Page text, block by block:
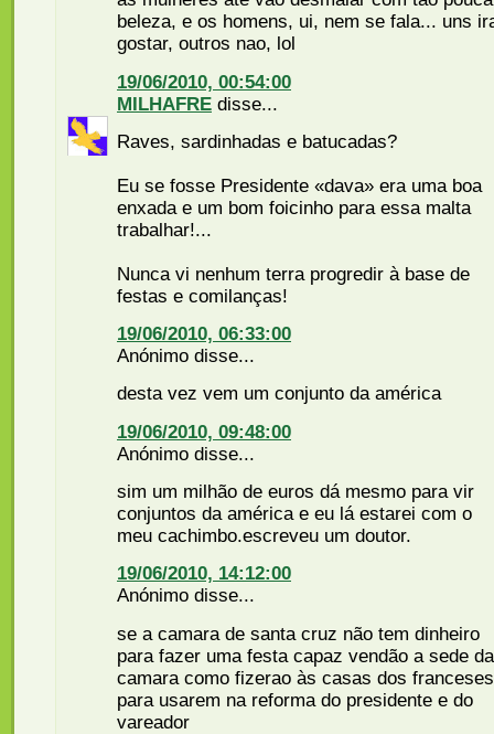
beleza, e os homens, ui, nem se fala... uns
gostar, outros nao, lol
19/06/2010, 00:54:00
MILHAFRE disse...
Raves, sardinhadas e batucadas?
Eu se fosse Presidente «dava» era uma boa
enxada e um bom foicinho para essa malta
trabalhar!...
Nunca vi nenhum terra progredir à base de
festas e comilanças!
19/06/2010, 06:33:00
Anónimo disse...
desta vez vem um conjunto da américa
19/06/2010, 09:48:00
Anónimo disse...
sim um milhão de euros dá mesmo para vir
conjuntos da américa e eu lá estarei com o
meu cachimbo.escreveu um doutor.
19/06/2010, 14:12:00
Anónimo disse...
se a camara de santa cruz não tem dinheiro
para fazer uma festa capaz vendão a sede da
camara como fizerao às casas dos franceses
para usarem na reforma do presidente e do
vareador